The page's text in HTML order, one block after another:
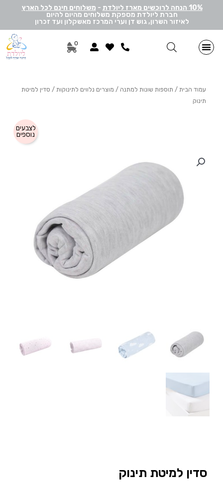
10% הנחה לרוכשים מארז ליולדת - משלוחים חינם לכל הארץ
חברת ליולדת מספקת משלוחים מהיום להיום
לאיזור השרון, גוש דן וערי המרכז מאשקלון ועד זכרון
0
עמוד הבית / תוספות שונות למתנה / מוצרים נלווים לתינוקות / סדין למיטת
תינוק
לצבעים
נוספים
סדין למיטת תינוק